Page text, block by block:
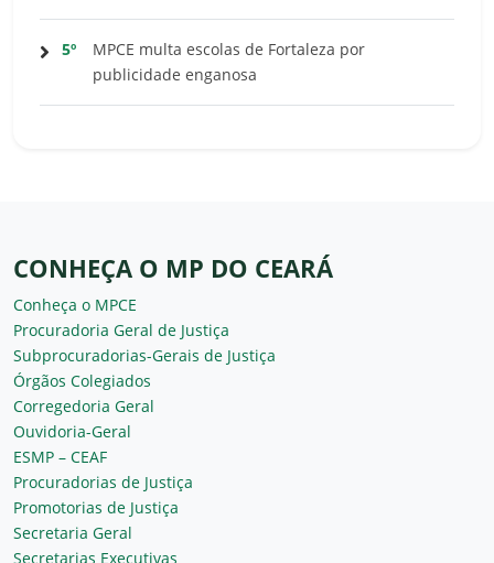
5º
MPCE multa escolas de Fortaleza por
publicidade enganosa
CONHEÇA O MP DO CEARÁ
Conheça o MPCE
Procuradoria Geral de Justiça
Subprocuradorias-Gerais de Justiça
Órgãos Colegiados
Corregedoria Geral
Ouvidoria-Geral
ESMP – CEAF
Procuradorias de Justiça
Promotorias de Justiça
Secretaria Geral
Secretarias Executivas